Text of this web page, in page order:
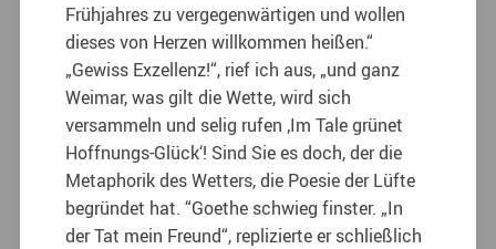
Frühjahres zu vergegenwärtigen und wollen
dieses von Herzen willkommen heißen.“
„Gewiss Exzellenz!“, rief ich aus, „und ganz
Weimar, was gilt die Wette, wird sich
versammeln und selig rufen ‚Im Tale grünet
Hoffnungs-Glück‘! Sind Sie es doch, der die
Metaphorik des Wetters, die Poesie der Lüfte
begründet hat. “Goethe schwieg finster. „In
der Tat mein Freund“, replizierte er schließlich